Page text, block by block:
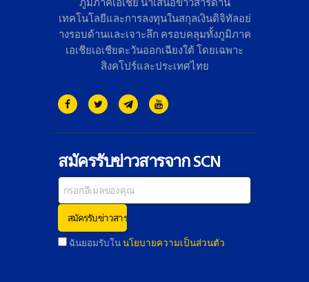
เทคโนโลยีและการลงทุนในสกุลเงินดิจิทัลอย่
างรอบด้านและเจาะลึก ครอบคลุมทั้งภูมิภาค
เอเชียเอเชียตะวันออกเฉียงใต้ โดยเฉพาะ
สิงคโปร์และประเทศไทย
สมัครรับข่าวสารจาก SCN
ฉันยอมรับในนโยบายความเป็นส่วนตัว